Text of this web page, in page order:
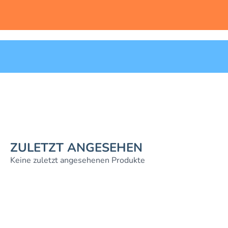
ZULETZT ANGESEHEN
Keine zuletzt angesehenen Produkte